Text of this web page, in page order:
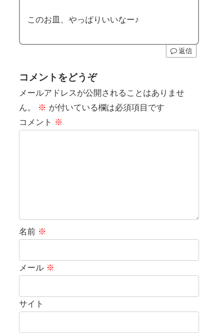
このお皿、やっぱりいいなー♪
返信
コメントをどうぞ
メールアドレスが公開されることはありませ
ん。
※ が付いている欄は必須項目です
コメント ※
名前 ※
メール ※
サイト